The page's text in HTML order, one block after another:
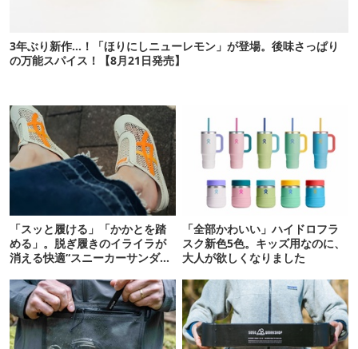
3年ぶり新作…！「ほりにしニューレモン」が登場。後味さっぱり
の万能スパイス！【8月21日発売】
「スッと履ける」「かかとを踏
める」。脱ぎ履きのイライラが
消える快適“スニーカーサンダ
「全部かわいい」ハイドロフラ
スク新色5色。キッズ用なのに、
大人が欲しくなりました